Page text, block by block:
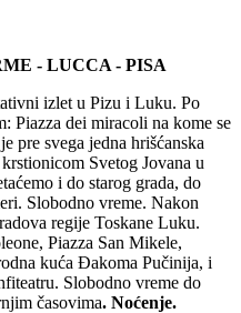
- LUCCA - PISA
izlet u Pizu i Luku. Po
Piazza dei miracoli na kome se
pre svega jedna hrišćanska
Svetog Jovana u
i do starog grada, do
Slobodno vreme. Nakon
regije Toskane Luku.
Piazza San Mikele,
kuća Đakoma Pučinija, i
Slobodno vreme do
časovima. Noćenje.